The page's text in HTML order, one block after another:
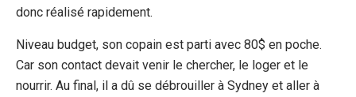
donc réalisé rapidement.
Niveau budget, son copain est parti avec 80$ en poche.
Car son contact devait venir le chercher, le loger et le
nourrir. Au final, il a dû se débrouiller à Sydney et aller à